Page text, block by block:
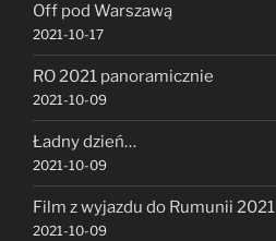
Off pod Warszawą
2021-10-17
RO 2021 panoramicznie
2021-10-09
Ładny dzień…
2021-10-09
Film z wyjazdu do Rumunii 2021
2021-10-09